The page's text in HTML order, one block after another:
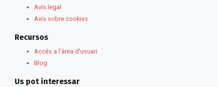
Avís legal
Avís sobre cookies
Recursos
Accés a l'àrea d'usuari
Blog
Us pot interessar